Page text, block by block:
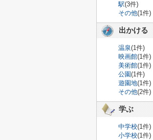
駅(3件)
その他(1件)
出かける
温泉(1件)
映画館(1件)
美術館(1件)
公園(1件)
遊園地(1件)
その他(2件)
学ぶ
中学校(1件)
小学校(1件)